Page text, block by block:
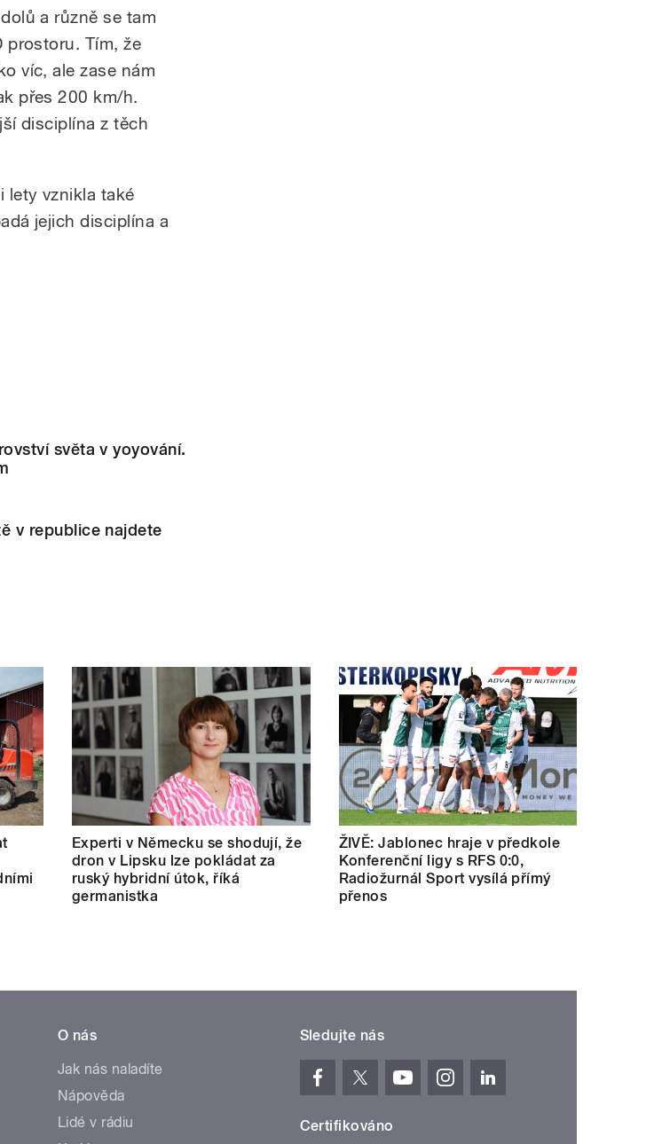
a různě se tam
prostoru. Tím, že
víc, ale zase nám
přes 200 km/h.
disciplína z těch
lety vznikla také
jejich disciplína a
světa v yoyování.
v republice najdete
Experti v Německu se shodují, že
dron v Lipsku lze pokládat za
ruský hybridní útok, říká
germanistka
ŽIVĚ: Jablonec hraje v předkole
Konferenční ligy s RFS 0:0,
Radiožurnál Sport vysílá přímý
přenos
O nás
Jak nás naladíte
Nápověda
Lidé v rádiu
Sledujte nás
Certifikováno